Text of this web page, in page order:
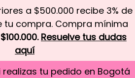
a $500.000 recibe 3% de
tu compra. Compra mínima
$100.000. Resuelve tus dudas
aquí
realizas tu pedido en Bogotá